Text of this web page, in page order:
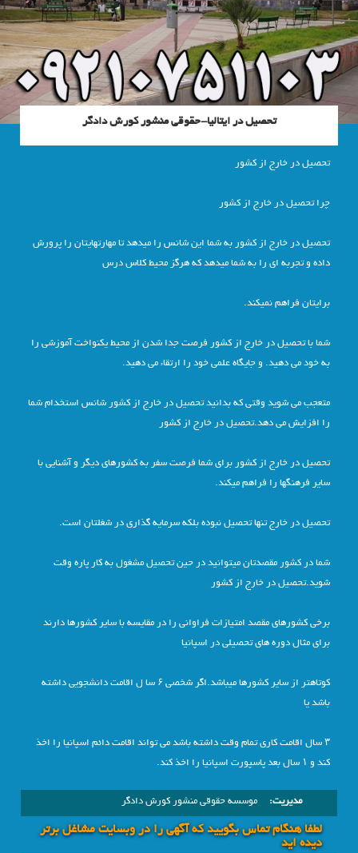
تحصیل در ایتالیا-حقوقی منشور کورش دادگر
تحصیل در خارج از کشور
چرا تحصیل در خارج از کشور
تحصیل در خارج از کشور به شما این شانس را میدهد تا مهارتهایتان را پرورش
داده و تجربه ای را به شما میدهد که هرگز محیط کلاس درس
برایتان فراهم نمیکند.
شما با تحصیل در خارج از کشور فرصت جدا شدن از محیط یکنواخت آموزشی را
به خود می دهید. و جایگاه علمی خود را ارتقاء می دهید.
متعجب می شوید وقتی که بدانید تحصیل در خارج از کشور شانس استخدام شما
را افزایش می دهد.تحصیل در خارج از کشور
تحصیل در خارج از کشور برای شما فرصت سفر به کشورهای دیگر و آشنایی با
سایر فرهنگها را فراهم میکند.
تحصیل در خارج تنها تحصیل نبوده بلکه سرمایه گذاری در شغلتان است.
شما در کشور مقصدتان میتوانید در حین تحصیل مشغول به کار پاره وقت
شوید.تحصیل در خارج از کشور
برخی کشورهای مقصد امتیازات فراوانی را در مقایسه با سایر کشورها دارند
برای مثال دوره های تحصیلی در اسپانیا
کوتاهتر از سایر کشورها میباشد.اگر شخصی ۶ سا ل اقامت دانشجویی داشته
باشد یا
۳ سال اقامت کاری تمام وقت داشته باشد می تواند اقامت دائم اسپانیا را اخذ
کند و ۱ سال بعد پاسپورت اسپانیا را اخذ کند.
مدیریت: موسسه حقوقی منشور کورش دادگر
لطفا هنگام تماس بگویید که آگهی را در وبسايت مشاغل برتر
دیده اید